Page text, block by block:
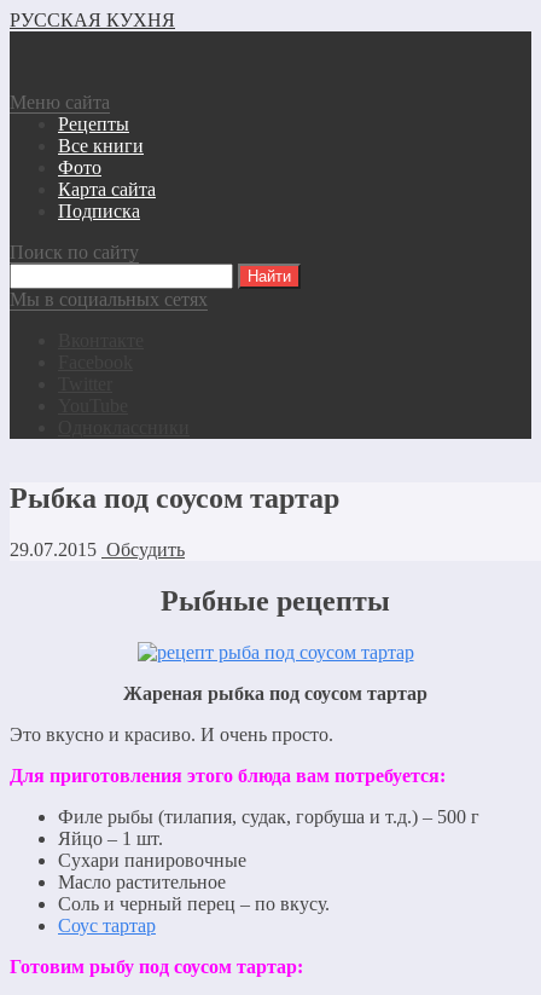
РУССКАЯ КУХНЯ
Меню сайта
Рецепты
Все книги
Фото
Карта сайта
Подписка
Поиск по сайту
Мы в социальных сетях
Рыбка под соусом тартар
29.07.2015 Обсудить
Рыбные рецепты
Жареная рыбка под соусом тартар
Это вкусно и красиво. И очень просто.
Для приготовления этого блюда вам потребуется:
Филе рыбы (тилапия, судак, горбуша и т.д.) – 500 г
Яйцо – 1 шт.
Сухари панировочные
Масло растительное
Соль и черный перец – по вкусу.
Соус тартар
Готовим рыбу под соусом тартар: